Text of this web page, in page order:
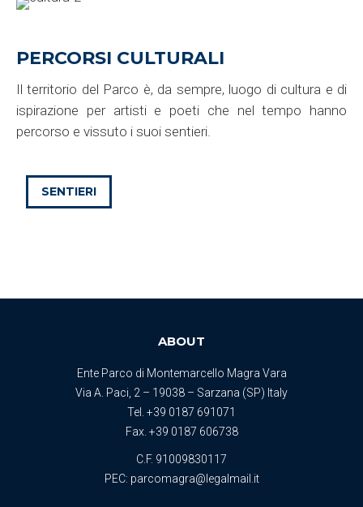
PERCORSI CULTURALI
Il territorio del Parco è, da sempre, luogo di cultura e di
ispirazione per artisti e poeti che nel tempo hanno
percorso e vissuto i suoi sentieri.
SENTIERI
ABOUT
Ente Parco di Montemarcello Magra Vara
Via A. Paci, 2 – 19038 – Sarzana (SP) Italy
Tel. +39 0187 691071
Fax. +39 0187 606738
C.F. 91009830117
PEC: parcomagra@legalmail.it